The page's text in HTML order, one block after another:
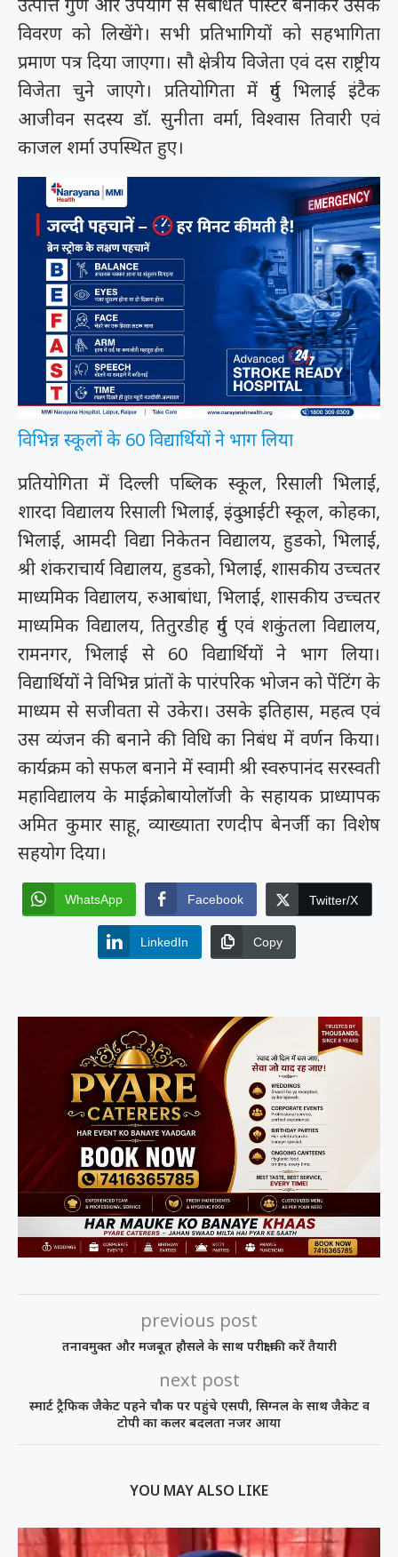
उत्पत्ति गुण और उपयोग से संबंधित पोस्टर बनाकर उसके
विवरण को लिखेंगे। सभी प्रतिभागियों को सहभागिता
प्रमाण पत्र दिया जाएगा। सौ क्षेत्रीय विजेता एवं दस राष्ट्रीय
विजेता चुने जाएगे। प्रतियोगिता में दुर्ग भिलाई इंटैक
आजीवन सदस्य डाॅ. सुनीता वर्मा, विश्वास तिवारी एवं
काजल शर्मा उपस्थित हुए।
विभिन्न स्कूलों के 60 विद्यार्थियों ने भाग लिया
प्रतियोगिता में दिल्ली पब्लिक स्कूल, रिसाली भिलाई,
शारदा विद्यालय रिसाली भिलाई, इंदु आईटी स्कूल, कोहका,
भिलाई, आमदी विद्या निकेतन विद्यालय, हुडको, भिलाई,
श्री शंकराचार्य विद्यालय, हुडको, भिलाई, शासकीय उच्चतर
माध्यमिक विद्यालय, रुआबांधा, भिलाई, शासकीय उच्चतर
माध्यमिक विद्यालय, तितुरडीह दुर्ग एवं शकुंतला विद्यालय,
रामनगर, भिलाई से 60 विद्यार्थियों ने भाग लिया।
विद्यार्थियों ने विभिन्न प्रांतों के पारंपरिक भोजन को पेंटिंग के
माध्यम से सजीवता से उकेरा। उसके इतिहास, महत्व एवं
उस व्यंजन की बनाने की विधि का निबंध में वर्णन किया।
कार्यक्रम को सफल बनाने में स्वामी श्री स्वरुपानंद सरस्वती
महाविद्यालय के माईक्रोबायोलाॅजी के सहायक प्राध्यापक
अमित कुमार साहू, व्याख्याता रणदीप बेनर्जी का विशेष
सहयोग दिया।
WhatsApp Facebook Twitter/X
LinkedIn Copy
previous post
तनावमुक्त और मजबूत हौसले के साथ परीक्षा की करें तैयारी
next post
स्मार्ट ट्रैफिक जैकेट पहने चौक पर पहुंचे एसपी, सिग्नल के साथ जैकेट व
टोपी का कलर बदलता नजर आया
YOU MAY ALSO LIKE